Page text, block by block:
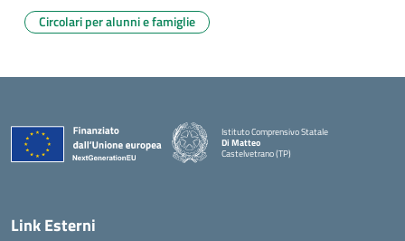
Circolari per alunni e famiglie
Istituto Comprensivo Statale
Di Matteo
Castelvetrano (TP)
Link Esterni